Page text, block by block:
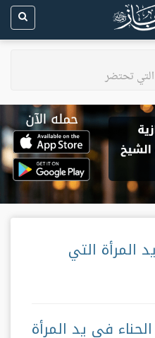
تحتضر
المرأة التي
في يد المرأة